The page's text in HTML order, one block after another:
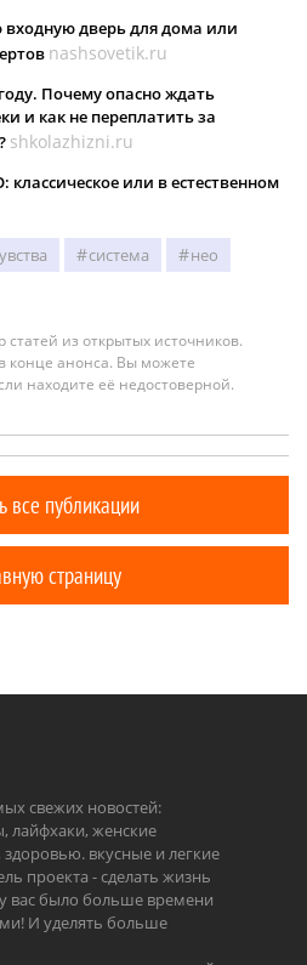
дверь для дома или
nashsovetik.ru
Почему опасно ждать
и как не переплатить за
shkolazhizni.ru
или в естественном
система
нео
статей из открытых источников.
конце анонса. Вы можете
находите её недостоверной.
все публикации
страницу
свежих новостей:
лайфхаки, женские
здоровью. вкусные и легкие
проекта - сделать жизнь
вас было больше времени
И уделять больше